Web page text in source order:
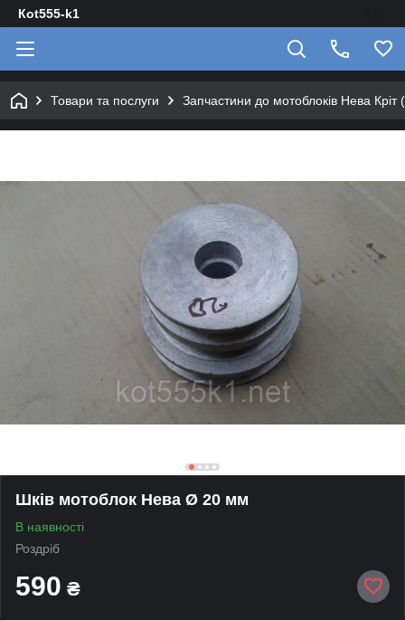
Кot555-k1
Товари та послуги Запчастини до мотоблоків Нева
Шків мотоблок Нева Ø 20 мм
В наявності
Роздріб
590 ₴